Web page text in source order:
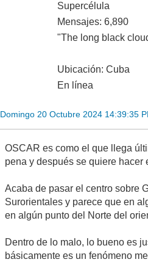
Supercélula
Mensajes: 6,890
"The long black
Ubicación: Cuba
En línea
Domingo 20 Octubre 2024 14:39:35
OSCAR es como el que llega
pena y después se quiere hacer
Acaba de pasar el centro sobre
Surorientales y parece que en
en algún punto del Norte del
Dentro de lo malo, lo bueno es
básicamente es un fenómeno